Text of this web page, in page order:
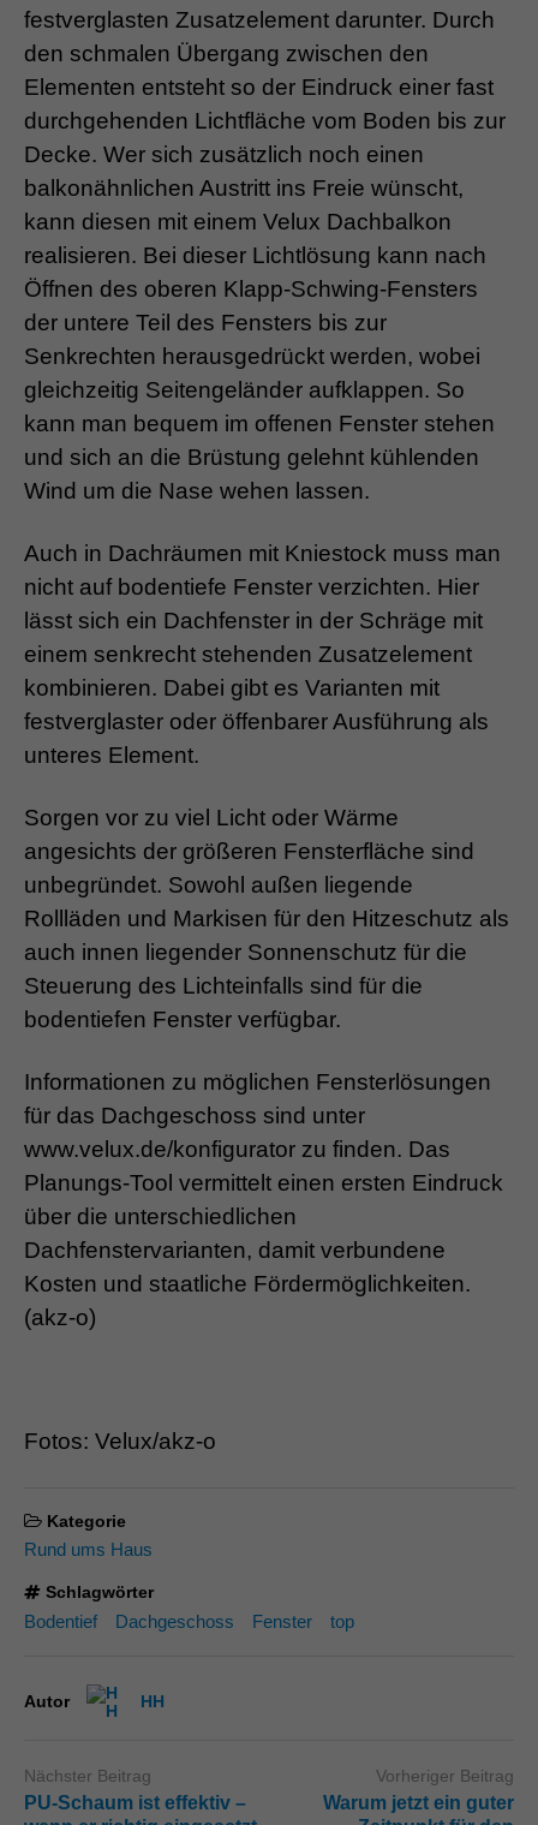
festverglasten Zusatzelement darunter. Durch
den schmalen Übergang zwischen den
Elementen entsteht so der Eindruck einer fast
durchgehenden Lichtfläche vom Boden bis zur
Decke. Wer sich zusätzlich noch einen
balkonähnlichen Austritt ins Freie wünscht,
kann diesen mit einem Velux Dachbalkon
realisieren. Bei dieser Lichtlösung kann nach
Öffnen des oberen Klapp-Schwing-Fensters
der untere Teil des Fensters bis zur
Senkrechten herausgedrückt werden, wobei
gleichzeitig Seitengeländer aufklappen. So
kann man bequem im offenen Fenster stehen
und sich an die Brüstung gelehnt kühlenden
Wind um die Nase wehen lassen.
Auch in Dachräumen mit Kniestock muss man
nicht auf bodentiefe Fenster verzichten. Hier
lässt sich ein Dachfenster in der Schräge mit
einem senkrecht stehenden Zusatzelement
kombinieren. Dabei gibt es Varianten mit
festverglaster oder öffenbarer Ausführung als
unteres Element.
Sorgen vor zu viel Licht oder Wärme
angesichts der größeren Fensterfläche sind
unbegründet. Sowohl außen liegende
Rollläden und Markisen für den Hitzeschutz als
auch innen liegender Sonnenschutz für die
Steuerung des Lichteinfalls sind für die
bodentiefen Fenster verfügbar.
Informationen zu möglichen Fensterlösungen
für das Dachgeschoss sind unter
www.velux.de/konfigurator zu finden. Das
Planungs-Tool vermittelt einen ersten Eindruck
über die unterschiedlichen
Dachfenstervarianten, damit verbundene
Kosten und staatliche Fördermöglichkeiten.
(akz-o)
Fotos: Velux/akz-o
Kategorie
Rund ums Haus
Schlagwörter
Bodentief Dachgeschoss Fenster top
Autor HH
Nächster Beitrag
PU-Schaum ist effektiv –
Vorheriger Beitrag
Warum jetzt ein guter